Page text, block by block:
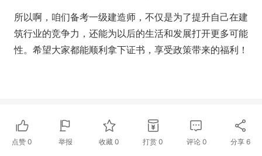
所以啊，咱们备考一级建造师，不仅是为了提升自己在建
筑行业的竞争力，还能为以后的生活和发展打开更多可能
性。希望大家都能顺利拿下证书，享受政策带来的福利！
点赞 0 举报 收藏0 打赏 0 评论 0 分享 6